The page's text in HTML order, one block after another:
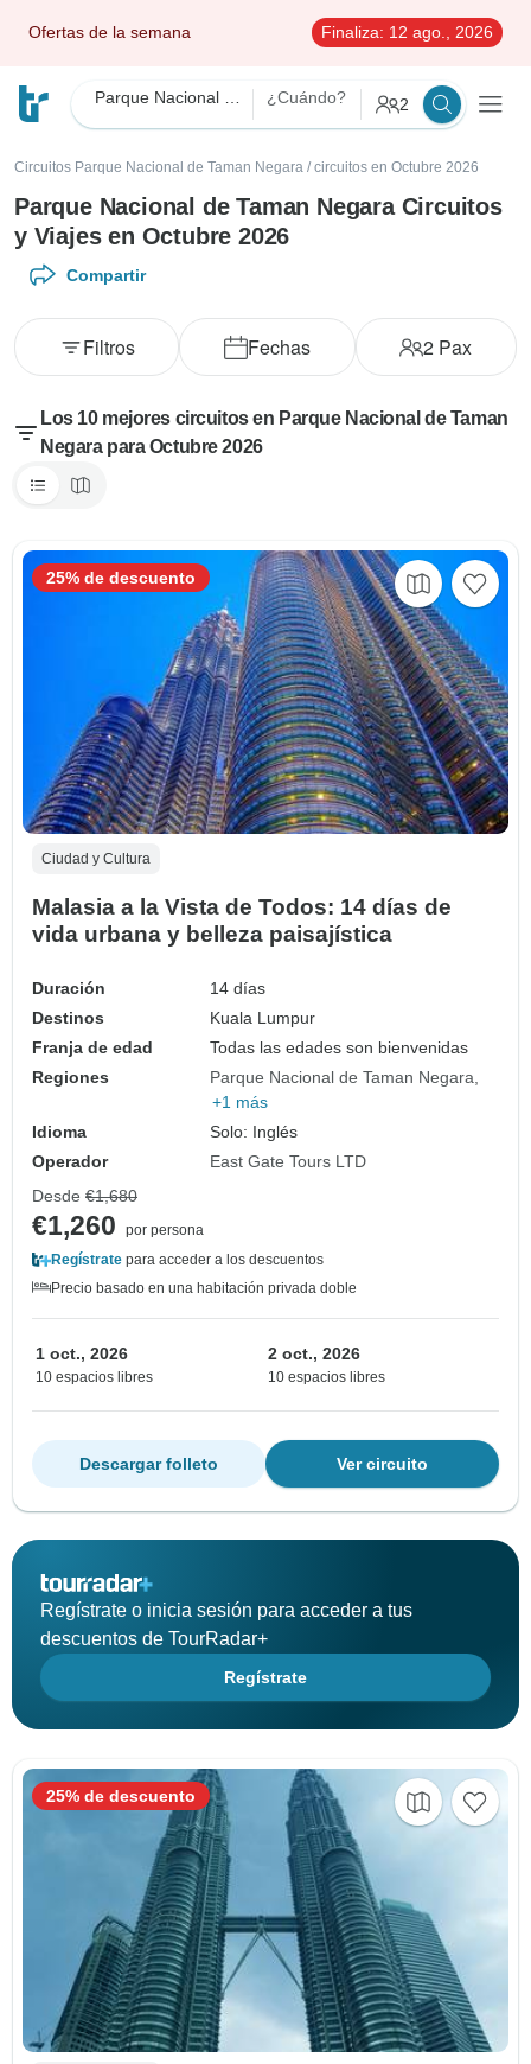
Ofertas de la semana Finaliza: 12 ago., 2026
¿Cuándo? 2
Circuitos Parque Nacional de Taman Negara / circuitos en Octubre 2026
Parque Nacional de Taman Negara Circuitos
y Viajes en Octubre 2026
Compartir
Fechas 2 Pax
Filtros
Los 10 mejores circuitos en Parque Nacional de Taman
Negara para Octubre 2026
Ciudad y Cultura
Malasia a la Vista de Todos: 14 días de
vida urbana y belleza paisajística
Duración
14 días
Destinos
Kuala Lumpur
Franja de edad
Todas las edades son bienvenidas
Regiones
Parque Nacional de Taman Negara
+1 más
Idioma
Solo: Inglés
Operador
East Gate Tours LTD
25% de descuento
Desde €1,680
€1,260
por persona
Regístrate para acceder a los descuentos
Precio basado en una habitación privada doble
1 oct., 2026
10 espacios libres
2 oct., 2026
10 espacios libres
Ver circuito
Descargar folleto
Regístrate o inicia sesión para acceder a tus
descuentos de TourRadar+
Regístrate
25% de descuento